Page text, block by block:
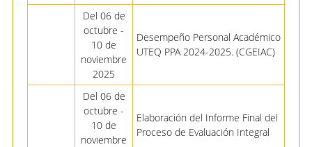
Del 06 de
octubre -
10 de
noviembre
2025
Desempeño Personal Académico
UTEQ PPA 2024-2025. (CGEIAC)
Del 06 de
octubre -
10 de
noviembre
Elaboración del Informe Final del
Proceso de Evaluación Integral